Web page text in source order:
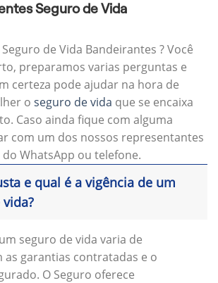
Seguro de Vida
de Vida Bandeirantes ? Você
preparamos varias perguntas e
certeza pode ajudar na hora de
o seguro de vida que se encaixa
Caso ainda fique com alguma
com um dos nossos representantes
WhatsApp ou telefone.
e qual é a vigência de um
seguro de vida varia de
as garantias contratadas e o
O Seguro oferece